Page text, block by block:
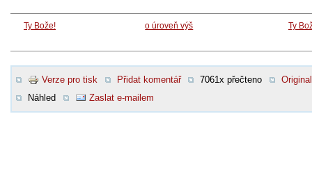
Ty Bože! o úroveň výš Ty
Verze pro tisk Přidat komentář 7061x přečteno
Original
Náhled
Zaslat e-mailem